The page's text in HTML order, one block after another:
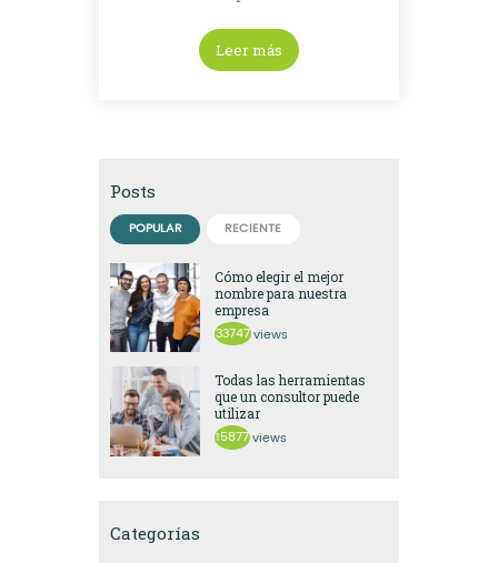
Leer más
Posts
POPULAR RECIENTE
Cómo elegir el mejor
nombre para nuestra
empresa
33747 views
Todas las herramientas
que un consultor puede
utilizar
15877 views
Categorías